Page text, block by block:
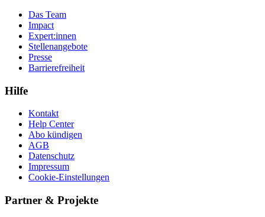
Das Team
Impact
Expert:innen
Stellenangebote
Presse
Barrierefreiheit
Hilfe
Kontakt
Help Center
Abo kündigen
AGB
Datenschutz
Impressum
Cookie-Einstellungen
Partner & Projekte